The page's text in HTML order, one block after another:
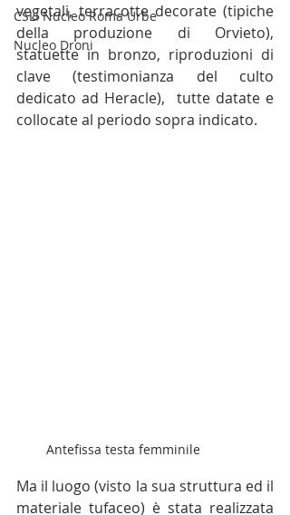
CSLI Nucleo Roma Urbe
Nucleo Droni
vegetali, terracotte decorate (tipiche
della produzione di Orvieto),
statuette in bronzo, riproduzioni di
clave (testimonianza del culto
dedicato ad Heracle),  tutte datate e
collocate al periodo sopra indicato.
Antefissa testa femminile
Ma il luogo (visto la sua struttura ed il
materiale tufaceo) è stata realizzata